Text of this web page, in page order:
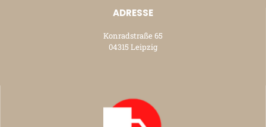
ADRESSE
Konradstraße 65
04315 Leipzig